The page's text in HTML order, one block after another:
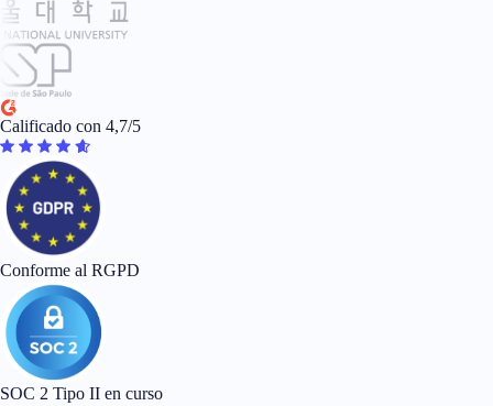
Calificado con 4,7/5
Conforme al RGPD
SOC 2 Tipo II en curso